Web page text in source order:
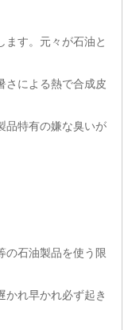
ます。元々が石油と
さによる熱で合成皮
品特有の嫌な臭いが
の石油製品を使う限
かれ早かれ必ず起き